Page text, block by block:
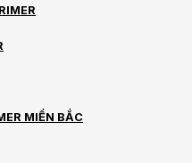
MIỀN BẮC